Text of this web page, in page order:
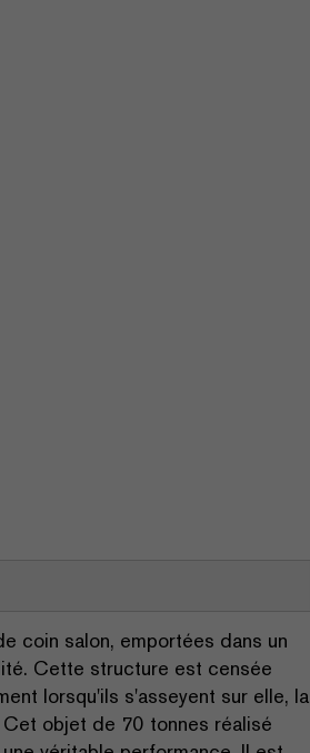
coin salon, emportées dans un
Cette structure est censée
lorsqu'ils s'asseyent sur elle, la
objet de 70 tonnes réalisé